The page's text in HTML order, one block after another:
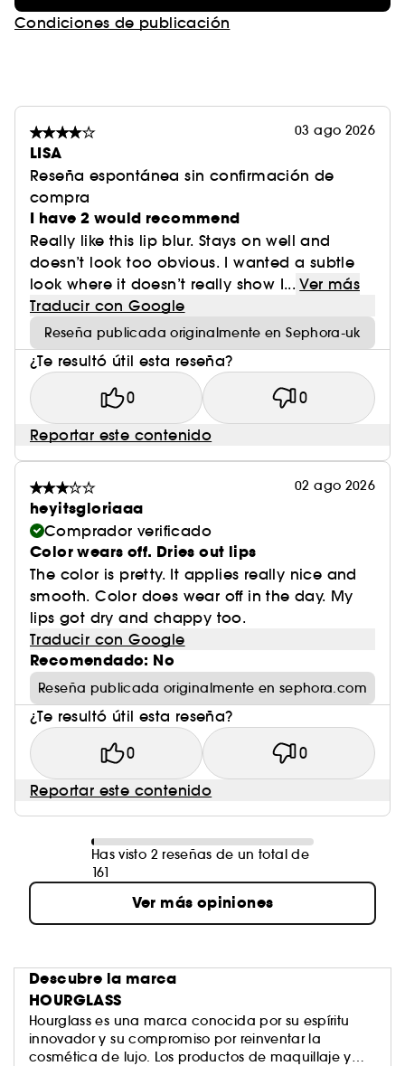
Condiciones de publicación
03 ago 2026
LISA
Reseña espontánea sin confirmación de
compra
I have 2 would recommend
Really like this lip blur. Stays on well and
doesn’t look too obvious. I wanted a subtle
look where it doesn’t really show I... Ver más
Traducir con Google
Reseña publicada originalmente en Sephora-uk
¿Te resultó útil esta reseña?
0 0
Reportar este contenido
02 ago 2026
heyitsgloriaaa
Comprador verificado
Color wears off. Dries out lips
The color is pretty. It applies really nice and
smooth. Color does wear off in the day. My
lips got dry and chappy too.
Traducir con Google
Recomendado: No
Reseña publicada originalmente en sephora.com
¿Te resultó útil esta reseña?
0 0
Reportar este contenido
Has visto 2 reseñas de un total de
161
Ver más opiniones
Descubre la marca
HOURGLASS
Hourglass es una marca conocida por su espíritu
innovador y su compromiso por reinventar la
cosmética de lujo. Los productos de maquillaje y